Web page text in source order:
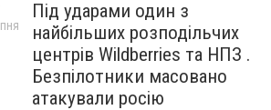
Під ударами один з
найбільших розподільчих
центрів Wildberries та НПЗ .
Безпілотники масовано
атакували росію